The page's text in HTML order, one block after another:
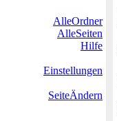
AlleOrdner
AlleSeiten
Hilfe
Einstellungen
SeiteÄndern